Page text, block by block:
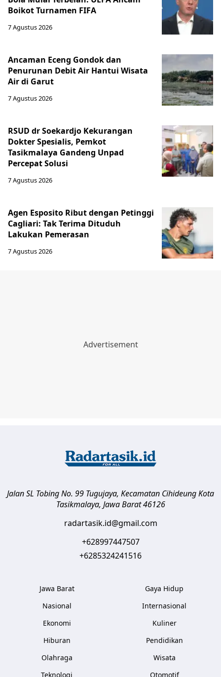
Boikot Turnamen FIFA
7 Agustus 2026
Ancaman Eceng Gondok dan
Penurunan Debit Air Hantui Wisata
Air di Garut
7 Agustus 2026
RSUD dr Soekardjo Kekurangan
Dokter Spesialis, Pemkot
Tasikmalaya Gandeng Unpad
Percepat Solusi
7 Agustus 2026
Agen Esposito Ribut dengan Petinggi
Cagliari: Tak Terima Dituduh
Lakukan Pemerasan
7 Agustus 2026
Jalan SL Tobing No. 99 Tugujaya, Kecamatan CihideungKota
Tasikmalaya, Jawa Barat 46126
radartasik.id@gmail.com
+628997447507
+6285324241516
Jawa Barat
Nasional
Ekonomi
Hiburan
Olahraga
Teknologi
Gaya Hidup
Internasional
Kuliner
Pendidikan
Wisata
Otomotif